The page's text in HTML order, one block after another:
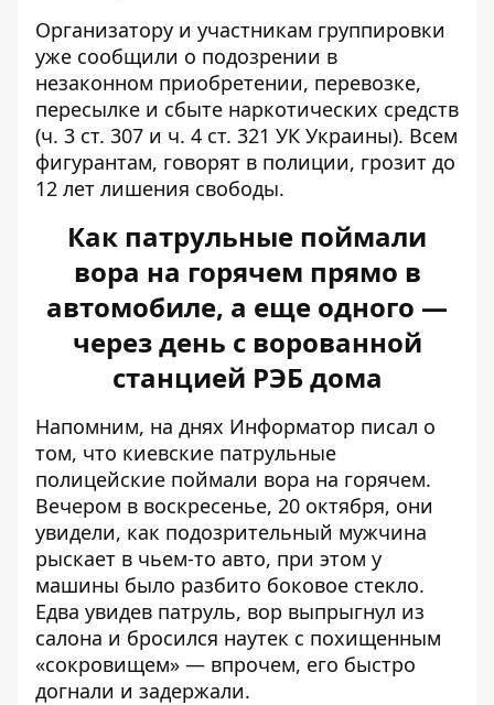
Организатору и участникам группировки
уже сообщили о подозрении в
незаконном приобретении, перевозке,
пересылке и сбыте наркотических средств
(ч. 3 ст. 307 и ч. 4 ст. 321 УК Украины). Всем
фигурантам, говорят в полиции, грозит до
12 лет лишения свободы.
Как патрульные поймали
вора на горячем прямо в
автомобиле, а еще одного —
через день с ворованной
станцией РЭБ дома
Напомним, на днях Информатор писал о
том, что киевские патрульные
полицейские поймали вора на горячем.
Вечером в воскресенье, 20 октября, они
увидели, как подозрительный мужчина
рыскает в чьем-то авто, при этом у
машины было разбито боковое стекло.
Едва увидев патруль, вор выпрыгнул из
салона и бросился наутек с похищенным
«сокровищем» — впрочем, его быстро
догнали и задержали.